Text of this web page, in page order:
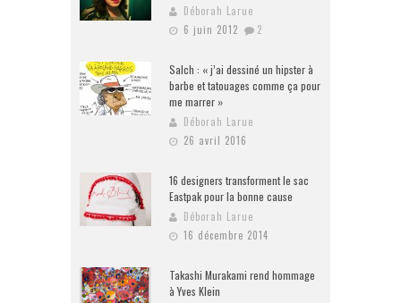
Déborah Larue
6 juin 2012
2
Salch : « j’ai dessiné un hipster à
barbe et tatouages comme ça pour
me marrer »
Déborah Larue
26 avril 2016
16 designers transforment le sac
Eastpak pour la bonne cause
Déborah Larue
16 décembre 2014
Takashi Murakami rend hommage
à Yves Klein